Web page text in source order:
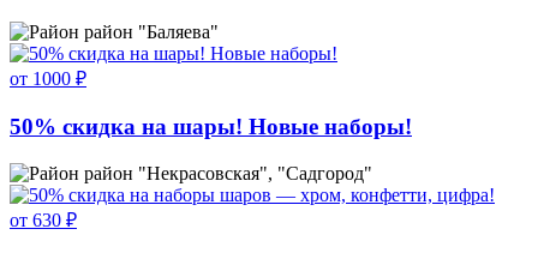
район "Баляева"
от 1000 ₽
50% скидка на шары! Новые наборы!
район "Некрасовская", "Садгород"
от 630 ₽